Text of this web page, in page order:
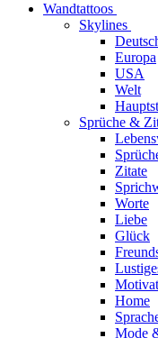
Wandtattoos
Skylines
Europa
USA
Welt
Sprüche &
Zitate
Worte
Liebe
Glück
Home
Mode